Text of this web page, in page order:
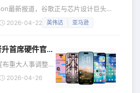
如苹果、英伟达
你生活的每个角
据中心
最新报道，谷歌正与芯片设计巨头
开深度合作洽谈，计划共同开发两款
洽谈的两款芯片分别为内存处理单
人士透露，双方目标是在2027年前完
产，谷
2026-04-22 英伟达 亚马逊
件官，加速自研芯片布局
重大人事调整：
特纳斯（John
克出任新任首席
2026-04-26